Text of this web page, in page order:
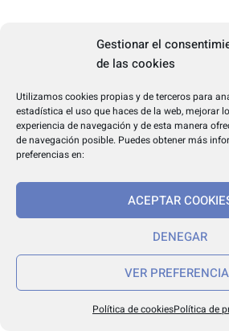
Gestionar el
de las cookies
Utilizamos cookies propias y de terceros para
estadística el uso que haces de la web, mejorar
experiencia de navegación y de esta manera
de navegación posible. Puedes obtener más
preferencias en:
ACEPTAR
DENEGAR
VER
Política de cookiesPolítica de
Primera. Adscripció a l’Agència dels
S’adscriuen a l’Agència de
Catalunya els béns de
Generalitat i de les entitats del
afectats a les funcions que
béns de domini públic
l’Agència ha de concretar els
d’adscripció i el procediment
valoració econòmica.
L’Agència de Ciberseguretat de
en els drets i les obligacions de